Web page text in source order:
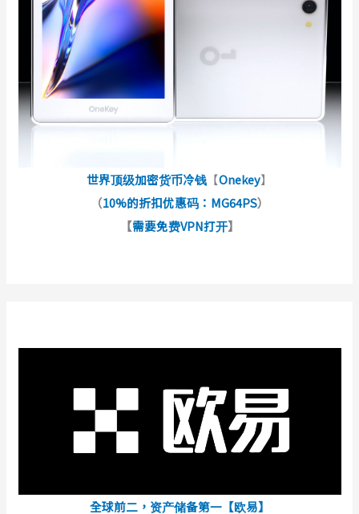
世界顶级加密货币冷钱 【Onekey】
（10%的折扣优惠码：MG64PS）
【需要免费VPN打开】
全球前二，资产储备第一【欧易】